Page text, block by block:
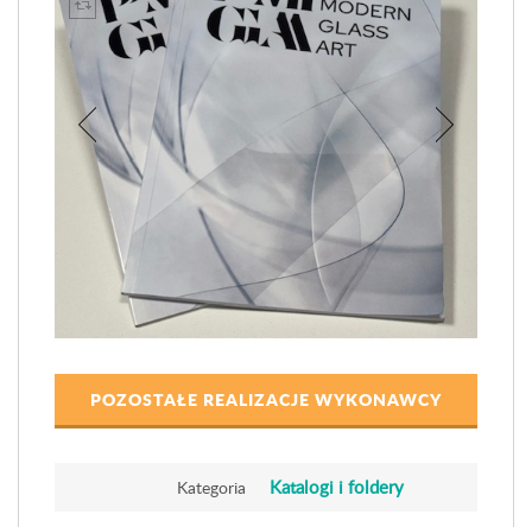
POZOSTAŁE REALIZACJE WYKONAWCY
Kategoria Katalogi i foldery